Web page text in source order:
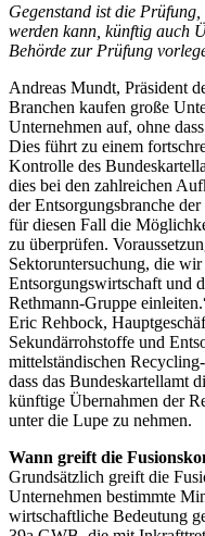
Gegenstand ist die
werden kann, künftig auch
Behörde zur Prüfung
Andreas Mundt, Präsident
Branchen kaufen große
Unternehmen auf, ohne
Dies führt zu einem
Kontrolle des
dies bei den zahlreichen
der Entsorgungsbranche
für diesen Fall die
zu überprüfen.
Sektoruntersuchung, die
Entsorgungswirtschaft und
Rethmann-Gruppe
Eric Rehbock,
Sekundärrohstoffe und
mittelständischen
dass das Bundeskartellamt
künftige Übernahmen der
unter die Lupe zu nehmen.
Wann greift die
Grundsätzlich greift die
Unternehmen bestimmte
wirtschaftliche Bedeutung